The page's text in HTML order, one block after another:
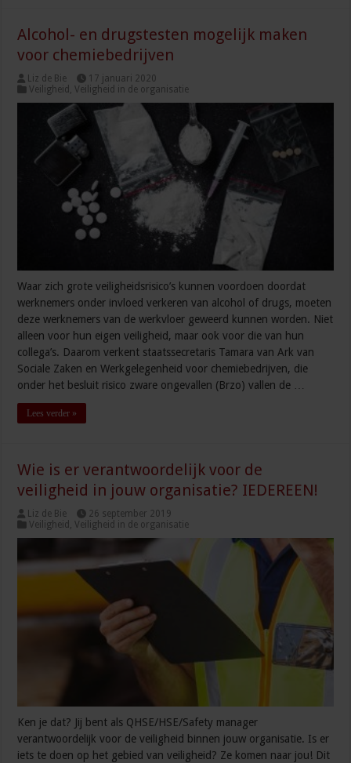
Alcohol- en drugstesten mogelijk maken
voor chemiebedrijven
Liz de Bie
17 januari 2020
Veiligheid
,Veiligheid in de organisatie
Waar zich grote veiligheidsrisico’s kunnen voordoen doordat
werknemers onder invloed verkeren van alcohol of drugs, moeten
deze werknemers van de werkvloer geweerd kunnen worden. Niet
alleen voor hun eigen veiligheid, maar ook voor die van hun
collega’s. Daarom verkent staatssecretaris Tamara van Ark van
Sociale Zaken en Werkgelegenheid voor chemiebedrijven, die
onder het besluit risico zware ongevallen (Brzo) vallen de …
Lees verder »
Wie is er verantwoordelijk voor de
veiligheid in jouw organisatie? IEDEREEN!
Liz de Bie
26 september 2019
Veiligheid ,Veiligheid in de organisatie
Ken je dat? Jij bent als QHSE/HSE/Safety manager
verantwoordelijk voor de veiligheid binnen jouw organisatie. Is er
iets te doen op het gebied van veiligheid? Ze komen naar jou! Dit